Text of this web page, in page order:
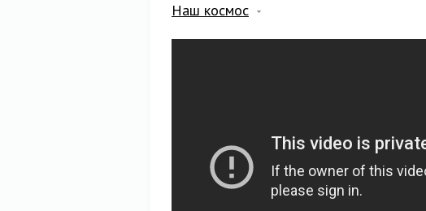
Наш космос